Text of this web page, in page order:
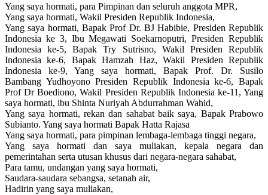
Yang saya hormati, para Pimpinan dan seluruh anggota MPR,
Yang saya hormati, Wakil Presiden Republik Indonesia,
Yang saya hormati, Bapak Prof Dr. BJ Habibie, Presiden Republik
Indonesia ke 3, Ibu Megawati Soekarnoputri, Presiden Republik
Indonesia ke-5, Bapak Try Sutrisno, Wakil Presiden Republik
Indonesia ke-6, Bapak Hamzah Haz, Wakil Presiden Republik
Indonesia ke-9, Yang saya hormati, Bapak Prof. Dr. Susilo
Bambang Yudhoyono Presiden Republik Indonesia ke-6, Bapak
Prof Dr Boediono, Wakil Presiden Republik Indonesia ke-11, Yang
saya hormati, ibu Shinta Nuriyah Abdurrahman Wahid,
Yang saya hormati, rekan dan sahabat baik saya, Bapak Prabowo
Subianto. Yang saya hormati Bapak Hatta Rajasa
Yang saya hormati, para pimpinan lembaga-lembaga tinggi negara,
Yang saya hormati dan saya muliakan, kepala negara dan
pemerintahan serta utusan khusus dari negara-negara sahabat,
Para tamu, undangan yang saya hormati,
Saudara-saudara sebangsa, setanah air,
Hadirin yang saya muliakan,